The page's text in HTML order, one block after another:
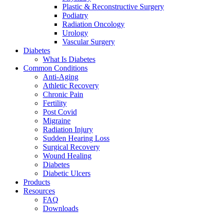
Plastic & Reconstructive Surgery
Podiatry
Radiation Oncology
Urology
Vascular Surgery
Diabetes
What Is Diabetes
Common Conditions
Anti-Aging
Athletic Recovery
Chronic Pain
Fertility
Post Covid
Migraine
Radiation Injury
Sudden Hearing Loss
Surgical Recovery
Wound Healing
Diabetes
Diabetic Ulcers
Products
Resources
FAQ
Downloads